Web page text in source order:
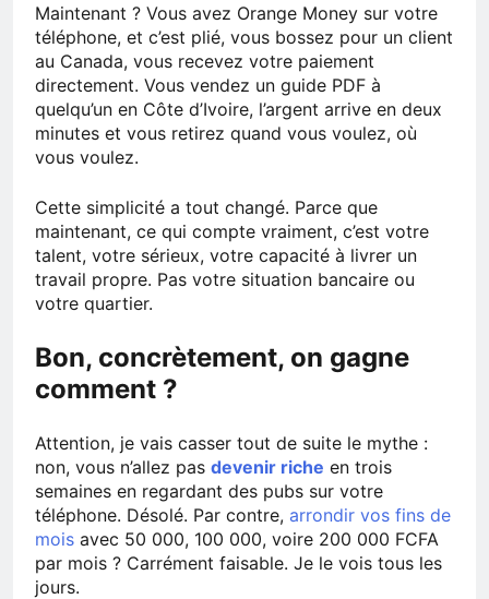
Maintenant ? Vous avez Orange Money sur votre
téléphone, et c’est plié, vous bossez pour un client
au Canada, vous recevez votre paiement
directement. Vous vendez un guide PDF à
quelqu’un en Côte d’Ivoire, l’argent arrive en deux
minutes et vous retirez quand vous voulez, où
vous voulez.
Cette simplicité a tout changé. Parce que
maintenant, ce qui compte vraiment, c’est votre
talent, votre sérieux, votre capacité à livrer un
travail propre. Pas votre situation bancaire ou
votre quartier.
Bon, concrètement, on gagne
comment ?
Attention, je vais casser tout de suite le mythe :
non, vous n’allez pas devenir riche en trois
semaines en regardant des pubs sur votre
téléphone. Désolé. Par contre, arrondir vos fins de
mois avec 50 000, 100 000, voire 200 000 FCFA
par mois ? Carrément faisable. Je le vois tous les
jours.